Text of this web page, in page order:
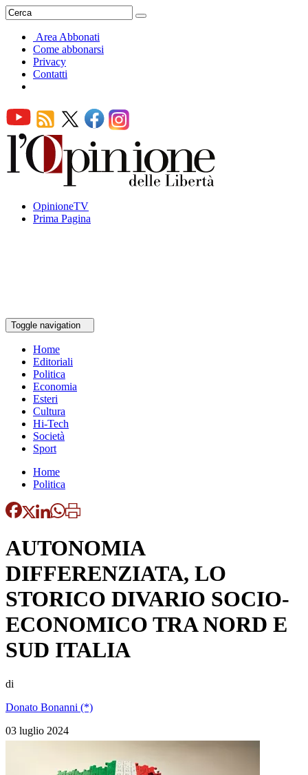
Area Abbonati
Come abbonarsi
Privacy
Contatti
OpinioneTV
Prima Pagina
Toggle navigation
Home
Editoriali
Politica
Economia
Esteri
Cultura
Hi-Tech
Società
Sport
Home
Politica
AUTONOMIA
DIFFERENZIATA, LO
STORICO DIVARIO SOCIO-
ECONOMICO TRA NORD E
SUD ITALIA
di
Donato Bonanni (*)
03 luglio 2024